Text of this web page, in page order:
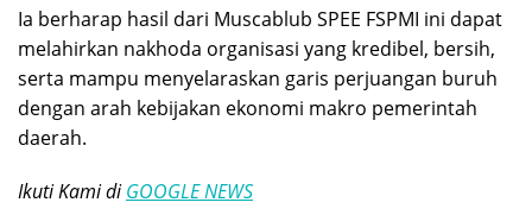
Ia berharap hasil dari Muscablub SPEE FSPMI ini dapat
melahirkan nakhoda organisasi yang kredibel, bersih,
serta mampu menyelaraskan garis perjuangan buruh
dengan arah kebijakan ekonomi makro pemerintah
daerah.
Ikuti Kami diGOOGLE NEWS